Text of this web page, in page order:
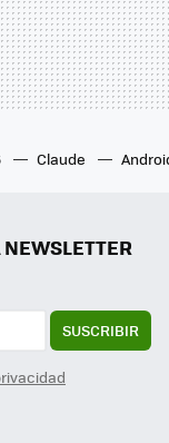
Claude
SUSCRIBIR